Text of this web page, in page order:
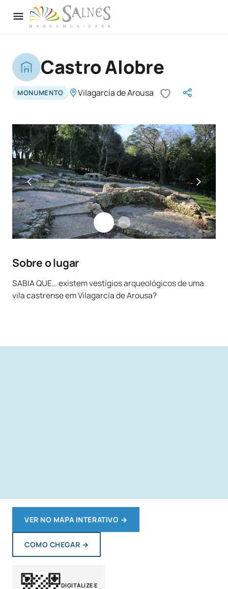
Castro Alobre
MONUMENTO Vilagarcía de Arousa
Sobre o lugar
SABIA QUE… existem vestígios arqueológicos de uma
vila castrense em Vilagarcía de Arousa?
VER NO MAPA INTERATIVO →
COMO CHEGAR →
DIGITALIZE E